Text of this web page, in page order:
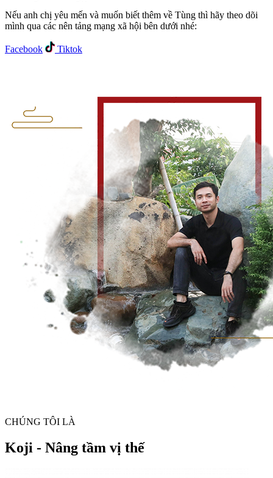
Nếu anh chị yêu mến và muốn biết thêm về Tùng thì hãy theo dõi
mình qua các nên tảng mạng xã hội bên dưới nhé:
Facebook Tiktok
CHÚNG TÔI LÀ
Koji - Nâng tầm vị thế